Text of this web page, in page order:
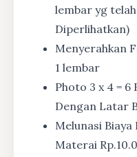
lembar yg
Diperlihatkan)
Menyerahkan
1 lembar
Photo 3 x 4 = 6
Dengan Latar
Melunasi
Materai